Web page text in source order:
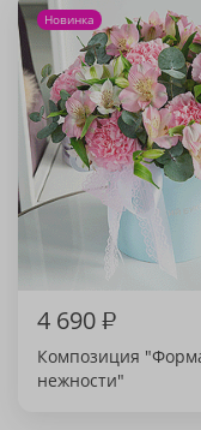
Новинка
4 690₽
Композиция
нежности"